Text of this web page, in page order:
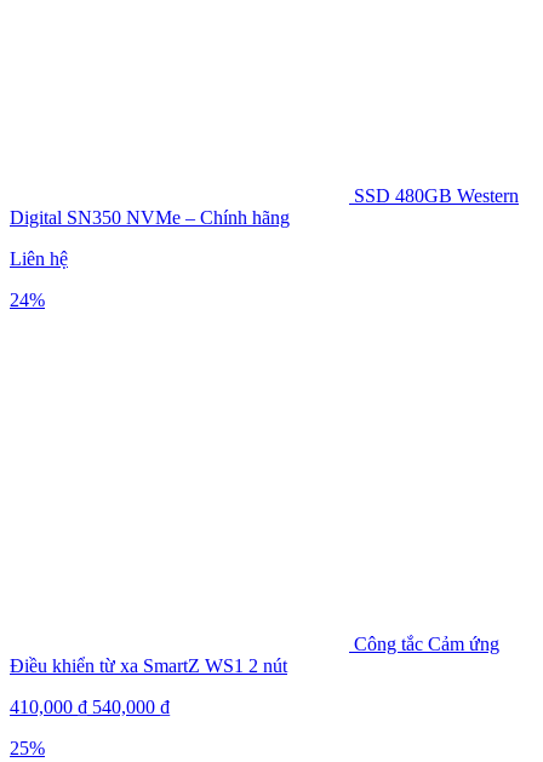
SSD 480GB Western
Digital SN350 NVMe – Chính hãng
Liên hệ
24%
Công tắc Cảm ứng
Điều khiển từ xa SmartZ WS1 2 nút
410,000 ₫ 540,000 ₫
25%